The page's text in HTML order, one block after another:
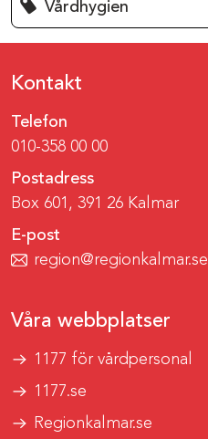
Vårdhygien
Kontakt
Telefon
010-358 00 00
Postadress
Box 601, 391 26 Kalmar
E-post
region@regionkalmar.se
Våra webbplatser
1177 för vårdpersonal
1177.se
Regionkalmar.se